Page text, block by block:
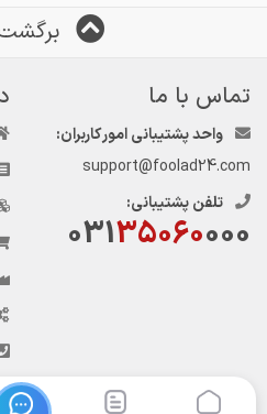
برگشت
تماس با ما
واحد پشتیبانی امور کاربران:
support@foolad24.com
تلفن پشتیبانی:
03135060000